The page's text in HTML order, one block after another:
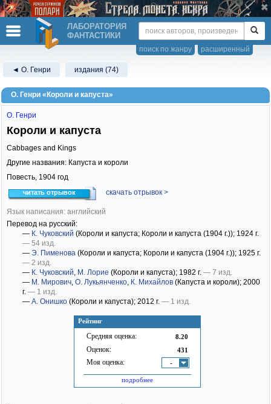
ЛАБОРАТОРИЯ
ФАНТАСТИКИ
расширенный
поиск по жанру
◄ О. Генри издания (74)
О. Генри «Короли и капуста»
Рейтинг
Средняя оценка: 8.20
Оценок: 431
Моя оценка: -
подробнее
О. Генри
Короли и капуста
Cabbages and Kings
Другие названия: Капуста и короли
Повесть, 1904 год
читать отрывок скачать отрывок >
Язык написания: английский
Перевод на русский:
— К. Чуковский (Короли и капуста; Короли и капуста (1904 г.)); 1924 г.
— 54 изд.
— Э. Пименова (Короли и капуста; Короли и капуста (1904 г.)); 1925 г.
— 2 изд.
— К. Чуковский, М. Лорие (Короли и капуста); 1982 г. — 7 изд.
— М. Мирович, О. Лукьянченко, К. Михайлов (Капуста и короли); 2000
г. — 1 изд.
— А. Онишко (Короли и капуста); 2012 г. — 1 изд.